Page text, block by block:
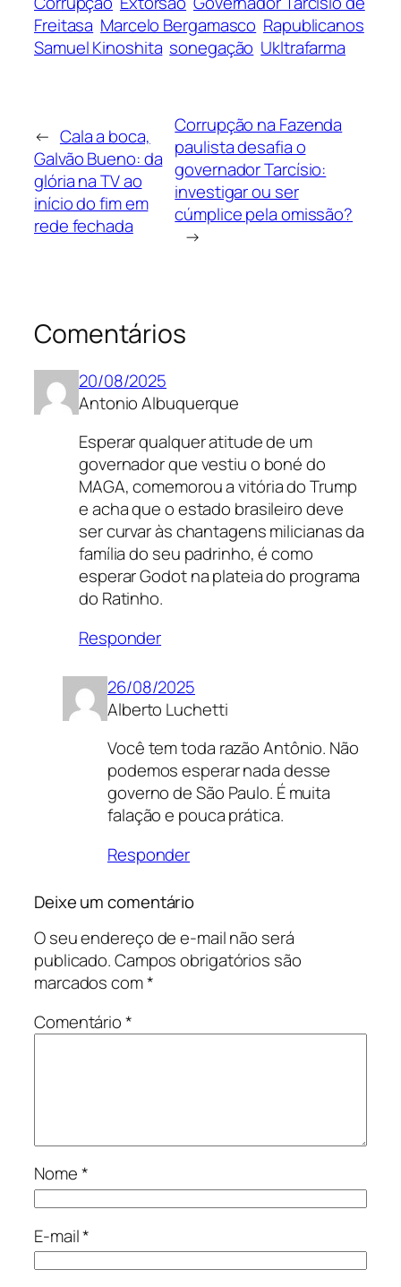
Freitasa Marcelo Bergamasco Rapublicanos
Samuel Kinoshita sonegação Ukltrafarma
← Cala a boca,
Galvão Bueno: da
glória na TV ao
início do fim em
rede fechada
Corrupção na Fazenda
paulista desafia o
governador Tarcísio:
investigar ou ser
cúmplice pela omissão?
→
Comentários
20/08/2025
Antonio Albuquerque
Esperar qualquer atitude de um
governador que vestiu o boné do
MAGA, comemorou a vitória do Trump
e acha que o estado brasileiro deve
ser curvar às chantagens milicianas da
família do seu padrinho, é como
esperar Godot na plateia do programa
do Ratinho.
Responder
26/08/2025
Alberto Luchetti
Você tem toda razão Antônio. Não
podemos esperar nada desse
governo de São Paulo. É muita
falação e pouca prática.
Responder
Deixe um comentário
O seu endereço de e-mail não será
publicado.Campos obrigatórios são
marcados com*
Comentário*
Nome*
E-mail*